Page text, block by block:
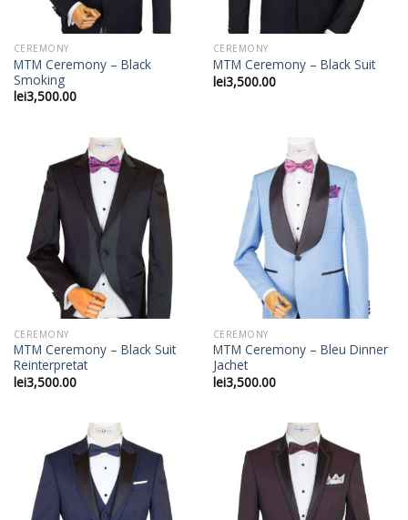
CEREMONY
MTM Ceremony – Black
Smoking
lei3,500.00
CEREMONY
MTM Ceremony – Black Suit
lei3,500.00
CEREMONY
MTM Ceremony – Black Suit
Reinterpretat
lei3,500.00
CEREMONY
MTM Ceremony – Bleu Dinner
Jachet
lei3,500.00